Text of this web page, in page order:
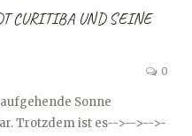
CURITIBA UND SEINE
0
Sonne
Trotzdem ist es-->-->-->-